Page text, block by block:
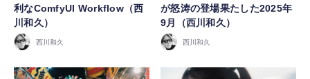
利なComfyUI Workflow（西
川和久）
西川和久
が怒涛の登場果たした2025年
9月（西川和久）
西川和久